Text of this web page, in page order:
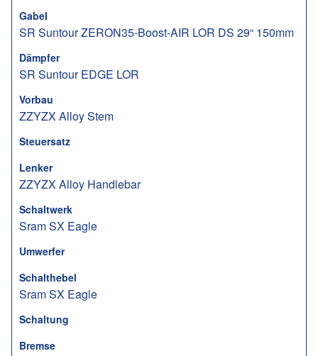
Gabel
SR Suntour ZERON35-Boost-AIR LOR DS 29“ 150mm
Dämpfer
SR Suntour EDGE LOR
Vorbau
ZZYZX Alloy Stem
Steuersatz
Lenker
ZZYZX Alloy Handlebar
Schaltwerk
Sram SX Eagle
Umwerfer
Schalthebel
Sram SX Eagle
Schaltung
Bremse